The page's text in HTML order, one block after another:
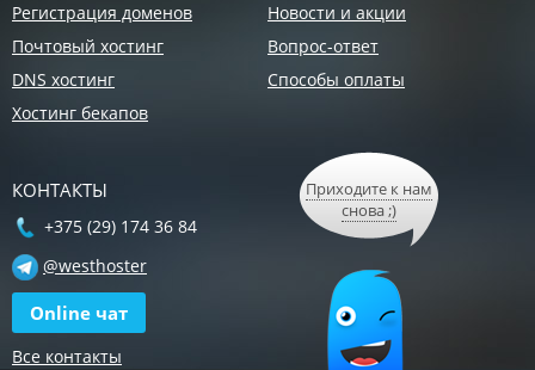
Регистрация доменов
Почтовый хостинг
DNS хостинг
Хостинг бекапов
Новости и акции
Вопрос-ответ
Способы оплаты
КОНТАКТЫ
+375 (29) 174 36 84
@westhoster
Online чат
Все контакты
Приходите к нам
снова ;)